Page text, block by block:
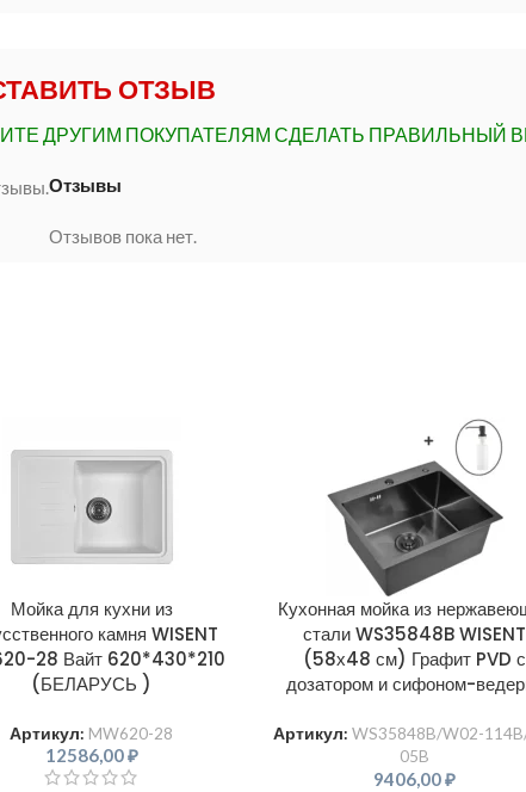
ОТЗЫВ
ДРУГИМ ПОКУПАТЕЛЯМ СДЕЛАТЬ ПРАВИЛЬНЫЙ
Отзывы
Отзывов пока нет.
Мойка для кухни из
камня WISENT
28 Вайт 620*430*210
(БЕЛАРУСЬ )
Артикул: MW620-28
12586,00₽
Кухонная мойка из
стали WS35848B WISENT
(58х48 см) Графит PVD с
дозатором и сифоном-
Артикул:WS35848B/W02-
05B
9406,00₽